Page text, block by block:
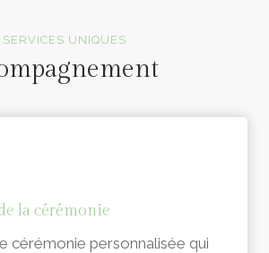
UNIQUES
la cérémonie
cérémonie personnalisée qui